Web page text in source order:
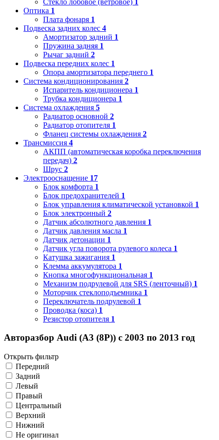
Оптика 1
Плата фонаря 1
Подвеска задних колес 4
Амортизатор задний 1
Пружина задняя 1
Рычаг задний 2
Подвеска передних колес 1
Опора амортизатора переднего 1
Система кондиционирования 2
Испаритель кондиционера 1
Трубка кондиционера 1
Система охлаждения 5
Радиатор основной 2
Радиатор отопителя 1
Фланец системы охлаждения 2
Трансмиссия 4
АКПП (автоматическая коробка переключения
передач) 2
Шрус 2
Электрооснащение 17
Блок комфорта 1
Блок предохранителей 1
Блок управления климатической установкой 1
Блок электронный 2
Датчик абсолютного давления 1
Датчик давления масла 1
Датчик детонации 1
Датчик угла поворота рулевого колеса 1
Катушка зажигания 1
Клемма аккумулятора 1
Кнопка многофункциональная 1
Механизм подрулевой для SRS (ленточный) 1
Моторчик стеклоподъемника 1
Переключатель подрулевой 1
Проводка (коса) 1
Резистор отопителя 1
Авторазбор Audi (A3 (8P)) с 2003 по 2013 год
Открыть фильтр
Передний
Задний
Левый
Правый
Центральный
Верхний
Нижний
Не оригинал